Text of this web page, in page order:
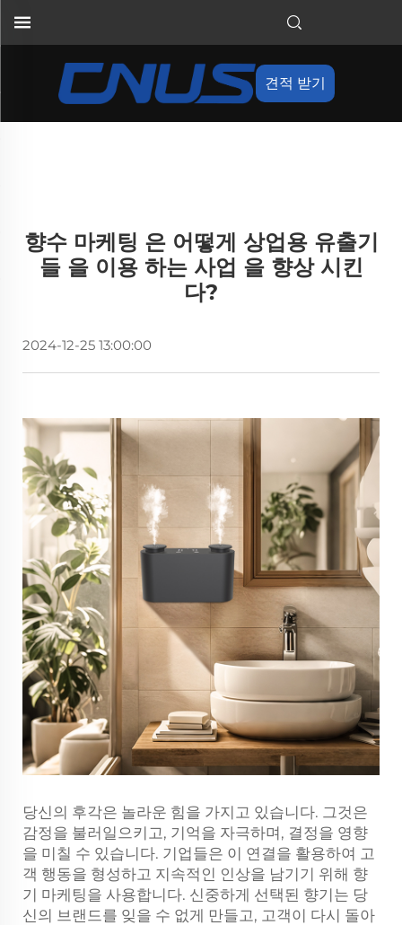
견적 받기
향수 마케팅 은 어떻게 상업용 유출기
들 을 이용 하는 사업 을 향상 시킨
다?
2024-12-25 13:00:00
당신의 후각은 놀라운 힘을 가지고 있습니다. 그것은
감정을 불러일으키고, 기억을 자극하며, 결정을 영향
을 미칠 수 있습니다. 기업들은 이 연결을 활용하여 고
객 행동을 형성하고 지속적인 인상을 남기기 위해 향
기 마케팅을 사용합니다. 신중하게 선택된 향기는 당
신의 브랜드를 잊을 수 없게 만들고, 고객이 다시 돌아